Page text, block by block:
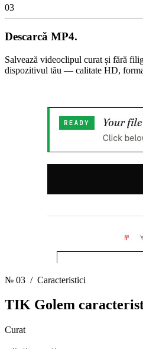
03
Descarcă MP4.
Salvează videoclipul curat și fără
dispozitivul tău — calitate HD,
№ 03 / Caracteristici
TIK Golem
Curat